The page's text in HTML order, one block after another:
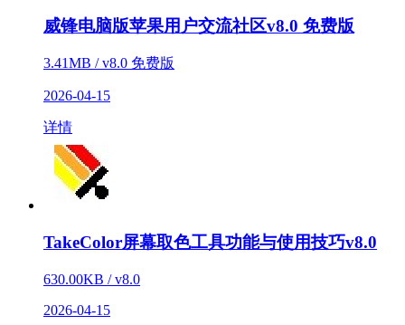
威锋电脑版苹果用户交流社区v8.0 免费版
3.41MB / v8.0 免费版
2026-04-15
详情
TakeColor屏幕取色工具功能与使用技巧v8.0
630.00KB / v8.0
2026-04-15